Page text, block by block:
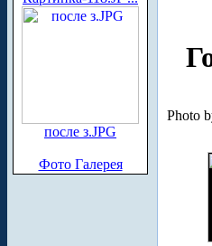
после з.JPG
Фото Галерея
Photo